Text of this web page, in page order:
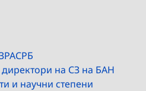
на СЗ на БАН
и научни степени